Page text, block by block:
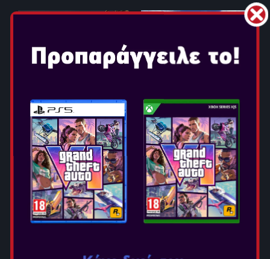
FINAL FANTASY X / X-2 HD
REMASTER
Ημερομηνία Κυκλοφορίας: Απρ 16, 2019
Επιλογή Έκδοσης:
To FINAL FANTASY X διηγείται την ιστορία του Tidus,
ενός κορυφαίου παίκτη blitzball, που ταξιδεύει παρέα μια
νέα και όμορφη summoner την Yuna, η οποία προσπαθεί
καταστροφής που προκάλεσε η κολοσσιαία απειλή